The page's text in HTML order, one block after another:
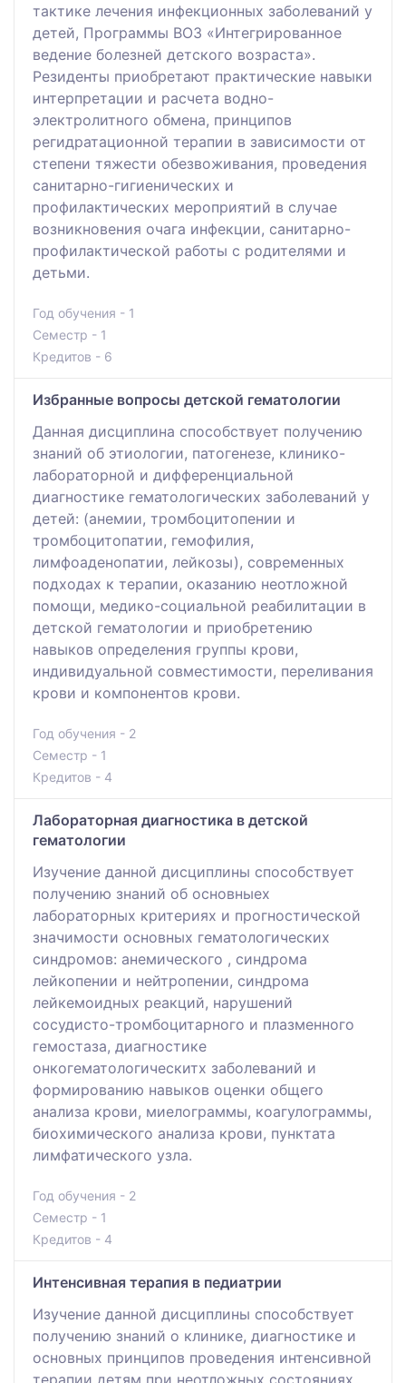
тактике лечения инфекционных заболеваний у
детей, Программы ВОЗ «Интегрированное
ведение болезней детского возраста».
Резиденты приобретают практические навыки
интерпретации и расчета водно-
электролитного обмена, принципов
регидратационной терапии в зависимости от
степени тяжести обезвоживания, проведения
санитарно-гигиенических и
профилактических мероприятий в случае
возникновения очага инфекции, санитарно-
профилактической работы с родителями и
детьми.
Год обучения - 1
Семестр - 1
Кредитов - 6
Избранные вопросы детской гематологии
Данная дисциплина способствует получению
знаний об этиологии, патогенезе, клинико-
лабораторной и дифференциальной
диагностике гематологических заболеваний у
детей: (анемии, тромбоцитопении и
тромбоцитопатии, гемофилия,
лимфоаденопатии, лейкозы), современных
подходах к терапии, оказанию неотложной
помощи, медико-социальной реабилитации в
детской гематологии и приобретению
навыков определения группы крови,
индивидуальной совместимости, переливания
крови и компонентов крови.
Год обучения - 2
Семестр - 1
Кредитов - 4
Лабораторная диагностика в детской
гематологии
Изучение данной дисциплины способствует
получению знаний об основныех
лабораторных критериях и прогностической
значимости основных гематологических
синдромов: анемического , синдрома
лейкопении и нейтропении, синдрома
лейкемоидных реакций, нарушений
сосудисто-тромбоцитарного и плазменного
гемостаза, диагностике
онкогематологическитх заболеваний и
формированию навыков оценки общего
анализа крови, миелограммы, коагулограммы,
биохимического анализа крови, пунктата
лимфатического узла.
Год обучения - 2
Семестр - 1
Кредитов - 4
Интенсивная терапия в педиатрии
Изучение данной дисциплины способствует
получению знаний о клинике, диагностике и
основных принципов проведения интенсивной